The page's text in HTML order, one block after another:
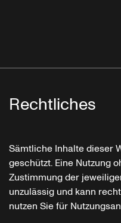
Rechtliches
Sämtliche Inhalte dieser
geschützt. Eine Nutzung
Zustimmung der
unzulässig und kann
nutzen Sie für